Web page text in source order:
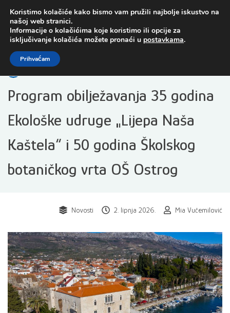
Open toolbar
sadržaj
Program obilježavanja 35 godina
Ekološke udruge „Lijepa Naša
Kaštela“ i 50 godina Školskog
botaničkog vrta OŠ Ostrog
Novosti 2. lipnja 2026. Mia Vučemilović
Koristimo kolačiće kako bismo vam pružili najbolje iskustvo na
našoj web stranici.
Informacije o kolačićima koje koristimo ili opcije za
isključivanje kolačića možete pronaći u postavkama.
Prihvaćam